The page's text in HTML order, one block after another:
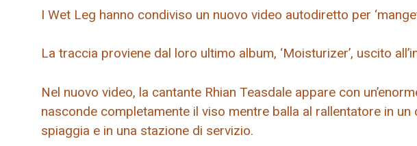
I Wet Leg hanno condiviso un nuovo video autodiretto per
La traccia proviene dal loro ultimo album, ‘Moisturizer’, uscito
Nel nuovo video, la cantante Rhian Teasdale appare con
nasconde completamente il viso mentre balla al rallentatore in un
spiaggia e in una stazione di servizio.